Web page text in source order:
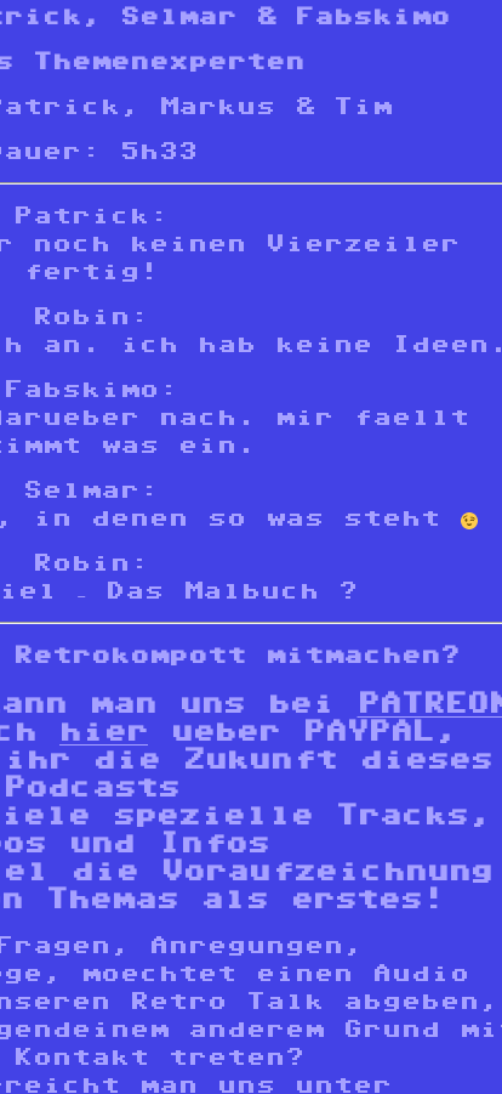
Selmar & Fabskimo
Themenexperten
Markus & Tim
5h33
Patrick:
noch keinen Vierzeiler
fertig!
Robin:
an. ich hab keine
Fabskimo:
nach. mir faellt
was ein.
Selmar:
in denen so was steht
Robin:
– Das Malbuch ?
mitmachen?
man uns bei
hier ueber PAYPAL,
die Zukunft dieses
Podcasts
spezielle Tracks,
und Infos
die Voraufzeichnung
Themas als erstes!
Anregungen,
moechtet einen Audio
Retro Talk abgeben,
anderem Grund
Kontakt treten?
man uns unter